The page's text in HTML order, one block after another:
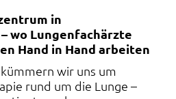
in
wo Lungenfachärzte
Hand in Hand arbeiten
wir uns um
rund um die Lunge –